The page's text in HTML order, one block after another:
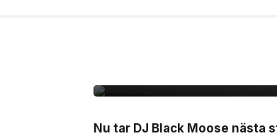
Nu tar DJ Black Moose